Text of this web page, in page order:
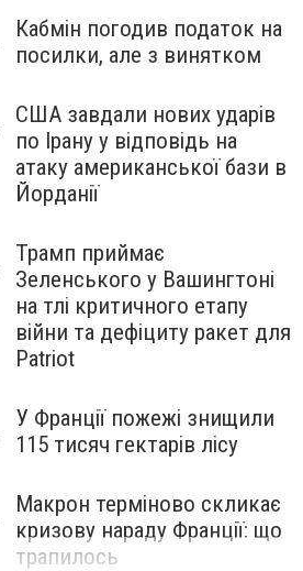
Кабмін погодив податок на
посилки, але з винятком
США завдали нових ударів
по Ірану у відповідь на
атаку американської бази в
Йорданії
Трамп приймає
Зеленського у Вашингтоні
на тлі критичного етапу
війни та дефіциту ракет для
Patriot
У Франції пожежі знищили
115 тисяч гектарів лісу
Макрон терміново скликає
кризову нараду Франції: що
трапилось